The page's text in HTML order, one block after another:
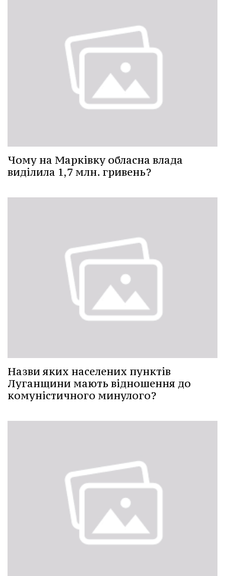
Чому на Марківку обласна влада
виділила 1,7 млн. гривень?
Назви яких населених пунктів
Луганщини мають відношення до
комуністичного минулого?